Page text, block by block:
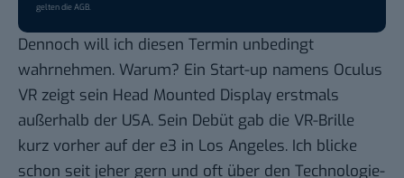
gelten dieAGB.
Dennoch will ich diesen Termin unbedingt
wahrnehmen. Warum? Ein Start-up namens Oculus
VR zeigt sein Head Mounted Display erstmals
außerhalb der USA. Sein Debüt gab die VR-Brille
kurz vorher auf der e3 in Los Angeles. Ich blicke
schon seit jeher gern und oft über den Technologie-